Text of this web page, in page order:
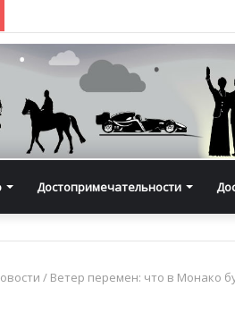
Достопримечательности
/ Ветер перемен: что в Монако